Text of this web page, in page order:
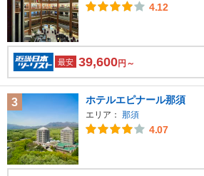
4.12
最安 39,600円～
3 ホテルエピナール那須
エリア： 那須
4.07